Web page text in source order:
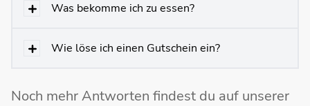
Was bekomme ich zu essen?
Wie löse ich einen Gutschein ein?
Noch mehr Antworten findest du auf unserer